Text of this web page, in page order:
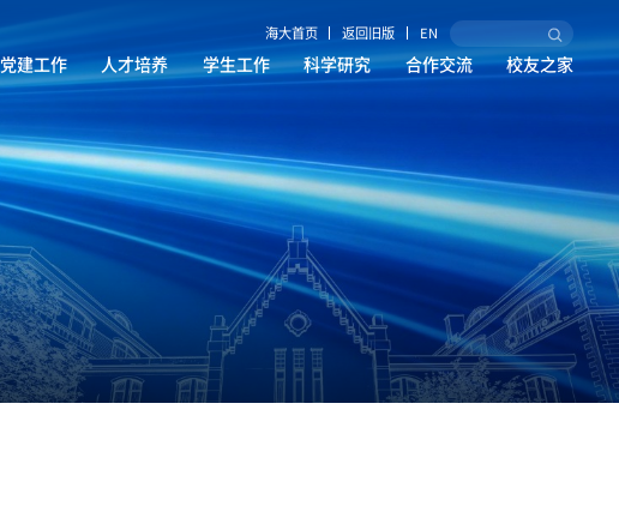
海大首页 返回旧版 EN
党建工作 人才培养 学生工作 科学研究 合作交流 校友之家